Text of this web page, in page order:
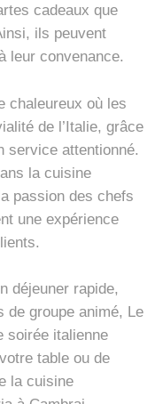
cadeaux que
ils peuvent
leur convenance.
chaleureux où les
de l’Italie, grâce
service attentionné.
la cuisine
passion des chefs
une expérience
déjeuner rapide,
de groupe animé, Le
soirée italienne
table ou de
la cuisine